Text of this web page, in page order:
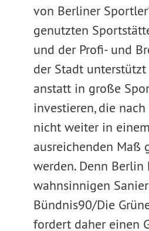
von Berliner
genutzten
und der Profi- und
der Stadt unterstützt
anstatt in große
investieren, die
nicht weiter in einem
ausreichenden Maß
werden. Denn Berlin
wahnsinnigen
Bündnis90/Die
fordert daher einen